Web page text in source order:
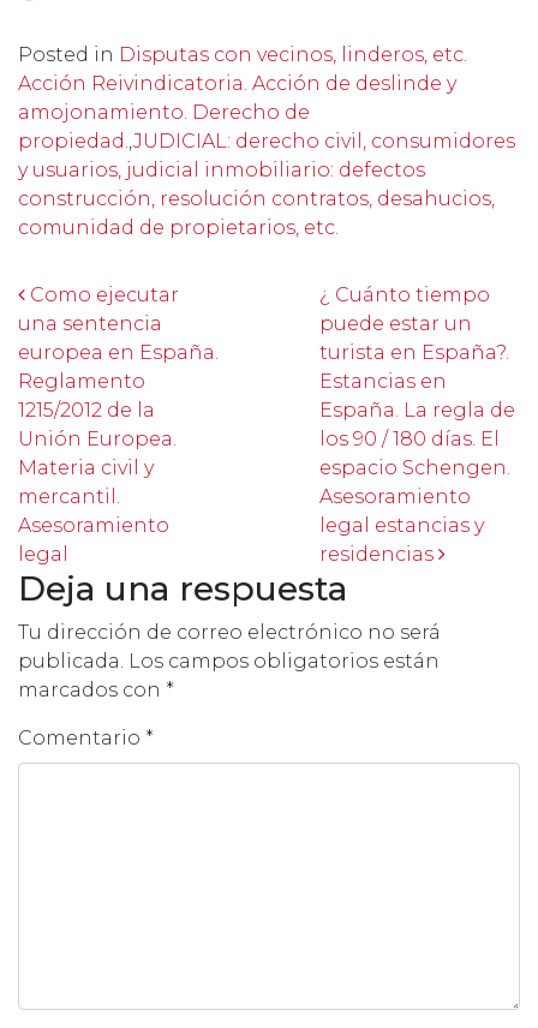
Posted in Disputas con vecinos, linderos, etc.
Acción Reivindicatoria. Acción de deslinde y
amojonamiento. Derecho de
propiedad. JUDICIAL: derecho civil, consumidores
y usuarios, judicial inmobiliario: defectos
construcción, resolución contratos, desahucios,
comunidad de propietarios, etc.
Post navigation
Como ejecutar
una sentencia
europea en España.
Reglamento
1215/2012 de la
Unión Europea.
Materia civil y
mercantil.
Asesoramiento
legal
¿ Cuánto tiempo
puede estar un
turista en España?.
Estancias en
España. La regla de
los 90 / 180 días. El
espacio Schengen.
Asesoramiento
legal estancias y
residencias
Deja una respuesta
Tu dirección de correo electrónico no será
publicada. Los campos obligatorios están
marcados con *
Comentario *